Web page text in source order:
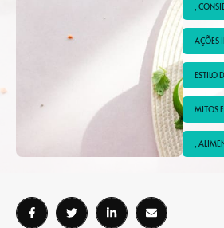
,
AÇÕES
ESTILO
MITOS
,